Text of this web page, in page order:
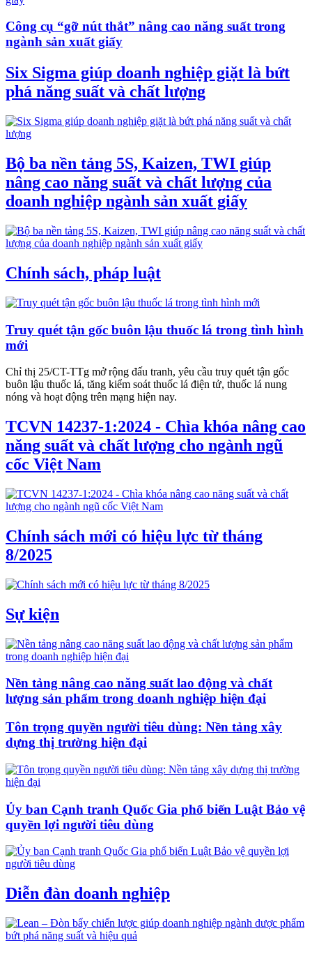
Công cụ “gỡ nút thắt” nâng cao năng suất trong
ngành sản xuất giấy
Six Sigma giúp doanh nghiệp giặt là bứt
phá năng suất và chất lượng
Bộ ba nền tảng 5S, Kaizen, TWI giúp
nâng cao năng suất và chất lượng của
doanh nghiệp ngành sản xuất giấy
Chính sách, pháp luật
Truy quét tận gốc buôn lậu thuốc lá trong tình hình
mới
Chỉ thị 25/CT-TTg mở rộng đấu tranh, yêu cầu truy quét tận gốc
buôn lậu thuốc lá, tăng kiểm soát thuốc lá điện tử, thuốc lá nung
nóng và hoạt động trên mạng hiện nay.
TCVN 14237-1:2024 - Chìa khóa nâng cao
năng suất và chất lượng cho ngành ngũ
cốc Việt Nam
Chính sách mới có hiệu lực từ tháng
8/2025
Sự kiện
Nền tảng nâng cao năng suất lao động và chất
lượng sản phẩm trong doanh nghiệp hiện đại
Tôn trọng quyền người tiêu dùng: Nền tảng xây
dựng thị trường hiện đại
Ủy ban Cạnh tranh Quốc Gia phổ biến Luật Bảo vệ
quyền lợi người tiêu dùng
Diễn đàn doanh nghiệp